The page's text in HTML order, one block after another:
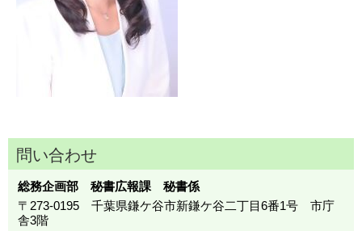
問い合わせ
総務企画部 秘書広報課 秘書係
〒273-0195 千葉県鎌ケ谷市新鎌ケ谷二丁目6番1号 市庁
舎3階